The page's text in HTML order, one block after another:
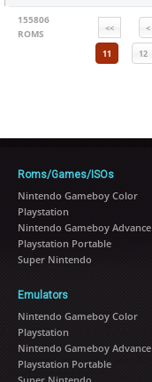
155806
ROMS
<< <
11 12
Roms/Games/ISOs
Nintendo Gameboy Color
Playstation
Nintendo Gameboy Advance
Playstation Portable
Super Nintendo
Emulators
Nintendo Gameboy Color
Playstation
Nintendo Gameboy Advance
Playstation Portable